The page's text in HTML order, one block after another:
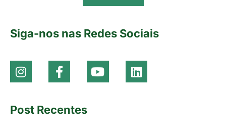
Siga-nos nas Redes Sociais
Post Recentes